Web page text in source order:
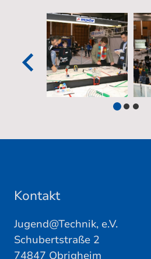
Kontakt
Jugend@Technik, e.V.
Schubertstraße 2
74847 Obrigheim